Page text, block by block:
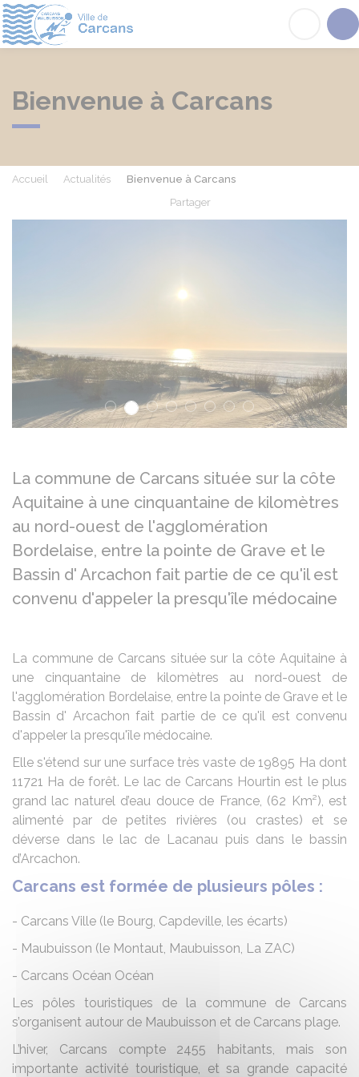
Bienvenue à Carcans
Accueil Actualités
Bienvenue à Carcans
Partager
Précédent
La commune de Carcans située sur la côte
Aquitaine à une cinquantaine de kilomètres
au nord-ouest de l'agglomération
Bordelaise, entre la pointe de Grave et le
Bassin d' Arcachon fait partie de ce qu'il est
convenu d'appeler la presqu'île médocaine
La commune de Carcans située sur la côte Aquitaine à
une cinquantaine de kilomètres au nord-ouest de
l'agglomération Bordelaise, entre la pointe de Grave et le
Bassin d' Arcachon fait partie de ce qu'il est convenu
d'appeler la presqu'île médocaine.
Elle s'étend sur une surface très vaste de 19895 Ha dont
11721 Ha de forêt. Le lac de Carcans Hourtin est le plus
grand lac naturel d’eau douce de France, (62 Km²), est
alimenté par de petites rivières (ou crastes) et se
déverse dans le lac de Lacanau puis dans le bassin
d’Arcachon.
Carcans est formée de plusieurs pôles :
- Carcans Ville (le Bourg, Capdeville, les écarts)
- Maubuisson (le Montaut, Maubuisson, La ZAC)
- Carcans Océan Océan
Les pôles touristiques de la commune de Carcans
s’organisent autour de Maubuisson et de Carcans plage.
L’hiver, Carcans compte 2455 habitants, mais son
importante activité touristique, et sa grande capacité